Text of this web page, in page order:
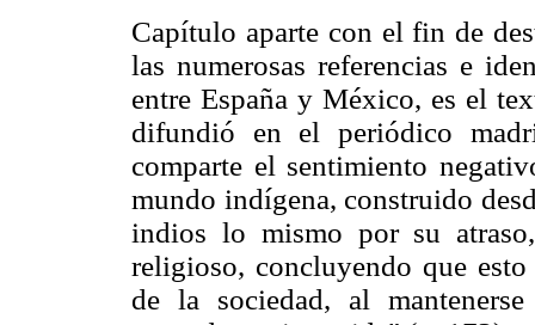
Capítulo aparte con el fin de
las numerosas referencias e
entre España y México, es el
difundió en el periódico
comparte el sentimiento
mundo indígena, construido
indios lo mismo por su
religioso, concluyendo que
de la sociedad, al